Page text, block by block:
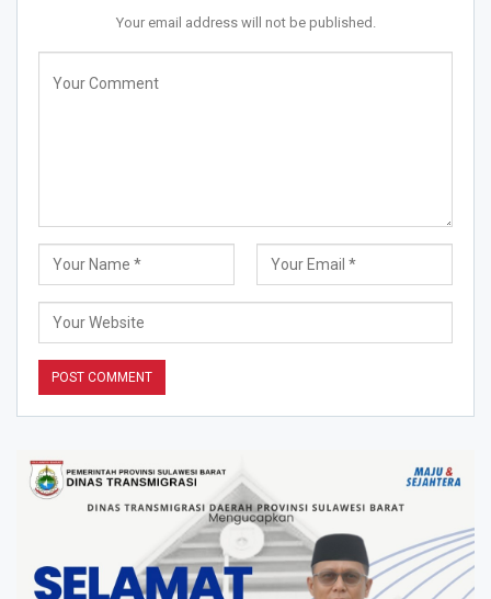
Your email address will not be published.